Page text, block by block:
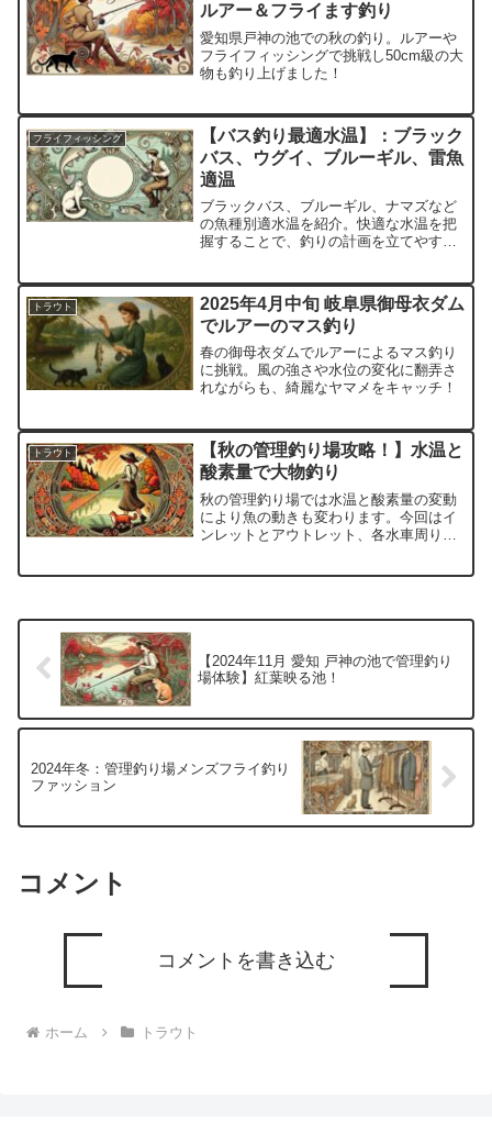
ルアー＆フライます釣り
愛知県戸神の池での秋の釣り。ルアーや
フライフィッシングで挑戦し50cm級の大
物も釣り上げました！
フライフィッシング
【バス釣り最適水温】：ブラック
バス、ウグイ、ブルーギル、雷魚
適温
ブラックバス、ブルーギル、ナマズなど
の魚種別適水温を紹介。快適な水温を把
握することで、釣りの計画を立てやすく
トラウト
2025年4月中旬 岐阜県御母衣ダム
でルアーのマス釣り
春の御母衣ダムでルアーによるマス釣り
に挑戦。風の強さや水位の変化に翻弄さ
れながらも、綺麗なヤマメをキャッチ！
トラウト
【秋の管理釣り場攻略！】水温と
酸素量で大物釣り
秋の管理釣り場では水温と酸素量の変動
により魚の動きも変わります。今回はイ
ンレットとアウトレット、各水車周りで
【2024年11月 愛知 戸神の池で管理釣り
場体験】紅葉映る池！
2024年冬：管理釣り場メンズフライ釣り
ファッション
コメント
コメントを書き込む
ホーム トラウト